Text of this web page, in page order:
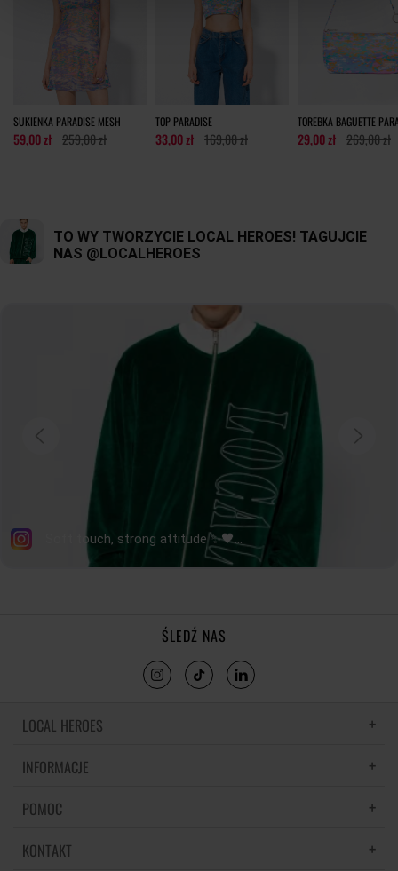
Jak mierzymy nasze produkty?
SUKIENKA PARADISE MESH
59,00 zł 259,00 zł
TOP PARADISE
33,00 zł 169,00 zł
TOREBKA BAGUETTE
29,00 zł 269,00 zł
ŚLEDŹ NAS
LOCAL HEROES
LH MEMORIES
INFORMACJE
POLITYKA PRYWATNOŚCI
REGULAMINY PROMOCJI
POMOC
CZĘSTE PYTANIA
KONTAKT